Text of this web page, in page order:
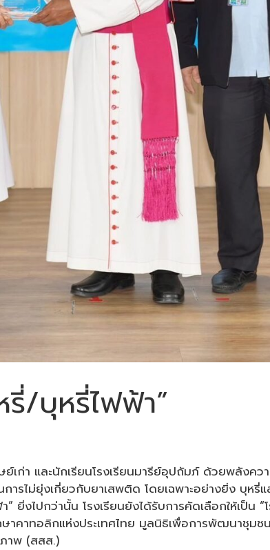
/บุหรี่ไฟฟ้า”
ก่า และนักเรียนโรงเรียนมารีย์อุปถัมภ์ ด้วยพลังค
รไม่ยุ่งเกี่ยวกับยาเสพติด โดยเฉพาะอย่างยิ่ง บุหรี่แ
ยิ่งไปกว่านั้น โรงเรียนยังได้รับการคัดเลือกให้เป็น
ษาคาทอลิกแห่งประเทศไทย มูลนิธิเพื่อการพัฒนาชุ
าพ (สสส.)